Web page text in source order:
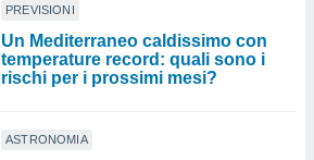
PREVISIONI
Un Mediterraneo caldissimo con
temperature record: quali sono i
rischi per i prossimi mesi?
ASTRONOMIA